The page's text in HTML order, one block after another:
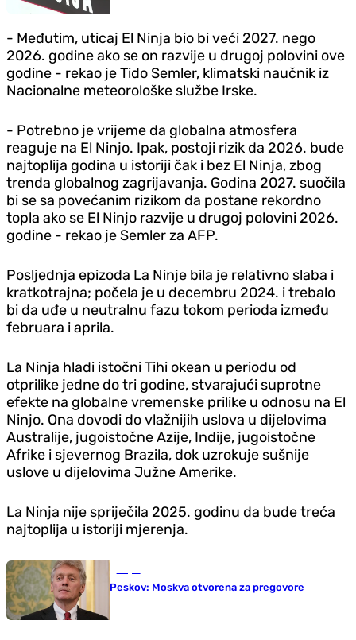
- Međutim, uticaj El Ninja bio bi veći 2027. nego
2026. godine ako se on razvije u drugoj polovini ove
godine - rekao je Tido Semler, klimatski naučnik iz
Nacionalne meteorološke službe Irske.
- Potrebno je vrijeme da globalna atmosfera
reaguje na El Ninjo. Ipak, postoji rizik da 2026. bude
najtoplija godina u istoriji čak i bez El Ninja, zbog
trenda globalnog zagrijavanja. Godina 2027. suočila
bi se sa povećanim rizikom da postane rekordno
topla ako se El Ninjo razvije u drugoj polovini 2026.
godine - rekao je Semler za AFP.
Posljednja epizoda La Ninje bila je relativno slaba i
kratkotrajna; počela je u decembru 2024. i trebalo
bi da uđe u neutralnu fazu tokom perioda između
februara i aprila.
La Ninja hladi istočni Tihi okean u periodu od
otprilike jedne do tri godine, stvarajući suprotne
efekte na globalne vremenske prilike u odnosu na El
Ninjo. Ona dovodi do vlažnijih uslova u dijelovima
Australije, jugoistočne Azije, Indije, jugoistočne
Afrike i sjevernog Brazila, dok uzrokuje sušnije
uslove u dijelovima Južne Amerike.
La Ninja nije spriječila 2025. godinu da bude treća
najtoplija u istoriji mjerenja.
Peskov: Moskva otvorena za pregovore